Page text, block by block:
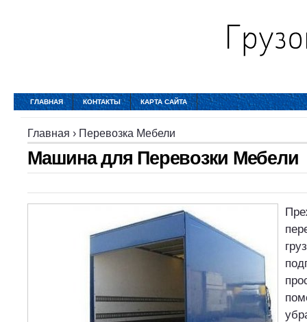
ГЛАВНАЯ КОНТАКТЫ КАРТА САЙТА
Главная › Перевозка Мебели
Машина для Перевозки Мебели